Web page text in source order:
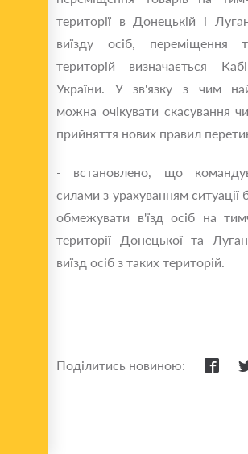
території в Донецькій і
виїзду осіб, переміщення
територій визначається
України. У зв'язку з чим
можна очікувати скасування
прийняття нових правил
- встановлено, що
силами з урахуванням ситуації
обмежувати в'їзд осіб на
території Донецької та
виїзд осіб з таких територій.
Поділитись новиною: